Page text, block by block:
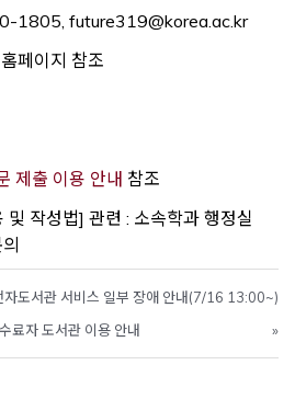
1805, future319@korea.ac.kr
페이지 참조
제출 이용 안내 Opens a new window
참조
작성법] 관련 : 소속학과 행정실
자도서관 서비스 일부 장애 안내(7/16 13:00~)
료자 도서관 이용 안내
»